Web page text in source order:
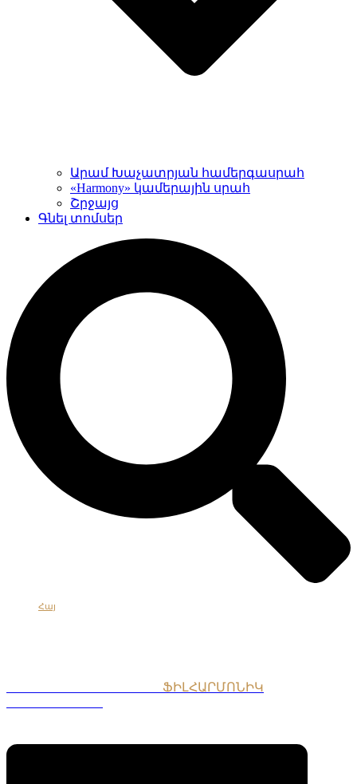
Արամ Խաչատրյան համերգասրահ
«Harmony» կամերային սրահ
Շրջայց
Գնել տոմսեր
Հայ
ՖԻԼՀԱՐՄՈՆԻԿ